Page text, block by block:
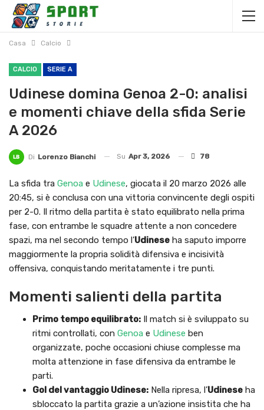
Casa Calcio
CALCIO SERIE A
Udinese domina Genoa 2-0: analisi
e momenti chiave della sfida Serie
A 2026
Di Lorenzo Bianchi Su Apr 3, 2026 78
La sfida tra Genoa e Udinese, giocata il 20 marzo 2026 alle
20:45, si è conclusa con una vittoria convincente degli ospiti
per 2-0. Il ritmo della partita è stato equilibrato nella prima
fase, con entrambe le squadre attente a non concedere
spazi, ma nel secondo tempo l’Udinese ha saputo imporre
maggiormente la propria solidità difensiva e incisività
offensiva, conquistando meritatamente i tre punti.
Momenti salienti della partita
Primo tempo equilibrato: Il match si è sviluppato su
ritmi controllati, con Genoa e Udinese ben
organizzate, poche occasioni chiuse complesse ma
molta attenzione in fase difensiva da entrambe le
parti.
Gol del vantaggio Udinese: Nella ripresa, l’Udinese ha
sbloccato la partita grazie a un’azione insistita che ha